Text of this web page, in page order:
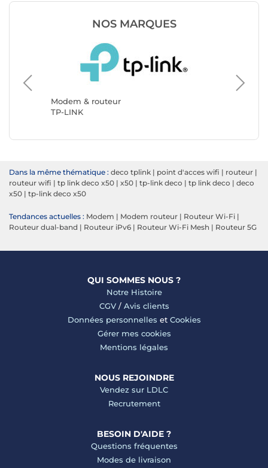
NOS MARQUES
Modem & routeur
TP-LINK
ASUS
Dans la même thématique : deco tplink | point d'acces wifi | routeur |
routeur wifi | tp link deco x50 | x50 | tp-link deco | tp link deco | deco
x50 | tp-link deco x50
Tendances actuelles : Modem | Modem routeur | Routeur Wi-Fi |
Routeur dual-band | Routeur iPv6 | Routeur Wi-Fi Mesh | Routeur 5G
QUI SOMMES NOUS ?
Notre Histoire
CGV/ Avis clients
Données personnelles et Cookies
Gérer mes cookies
Mentions légales
NOUS REJOINDRE
Vendez sur LDLC
Recrutement
BESOIN D'AIDE ?
Questions fréquentes
Modes de livraison